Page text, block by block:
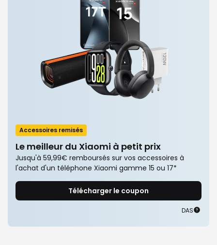
Accessoires remisés
Le meilleur du Xiaomi à petit prix
Jusqu'à 59,99€ remboursés sur vos accessoires à
l'achat d'un téléphone Xiaomi gamme 15 ou 17*
Télécharger le coupon
Offre
DAS